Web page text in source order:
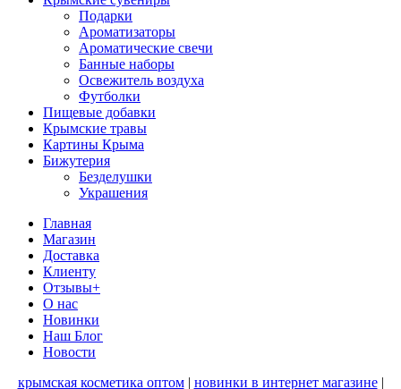
Подарки
Ароматизаторы
Ароматические свечи
Банные наборы
Освежитель воздуха
Футболки
Пищевые добавки
Крымские травы
Картины Крыма
Бижутерия
Безделушки
Украшения
Главная
Магазин
Доставка
Клиенту
Отзывы+
О нас
Новинки
Наш Блог
Новости
крымская косметика оптом| новинки в интернет магазине|